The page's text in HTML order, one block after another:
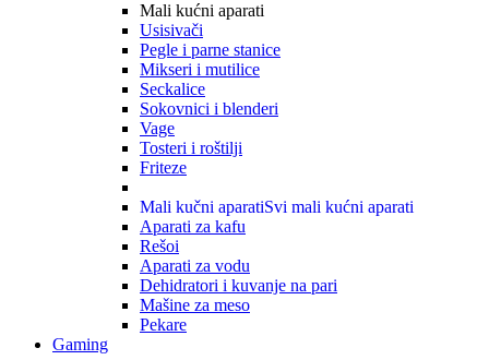
Mali kućni aparati
Usisivači
Pegle i parne stanice
Mikseri i mutilice
Seckalice
Sokovnici i blenderi
Vage
Tosteri i roštilji
Friteze
Mali kučni aparatiSvi mali kućni aparati
Aparati za kafu
Rešoi
Aparati za vodu
Dehidratori i kuvanje na pari
Mašine za meso
Pekare
Gaming